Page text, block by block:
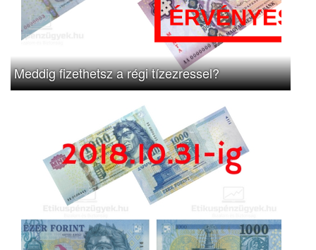
Meddig fizethetsz a régi tízezressel?